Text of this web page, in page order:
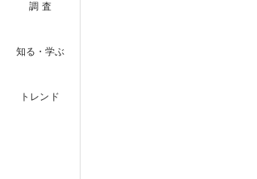
調査
知る・学ぶ
トレンド